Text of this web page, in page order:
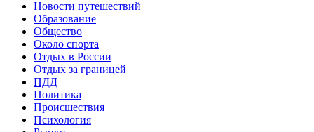
Новости путешествий
Образование
Общество
Около спорта
Отдых в России
Отдых за границей
ПДД
Политика
Происшествия
Психология